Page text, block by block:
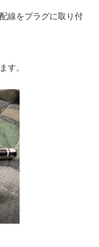
線をプラグに取り付
す。